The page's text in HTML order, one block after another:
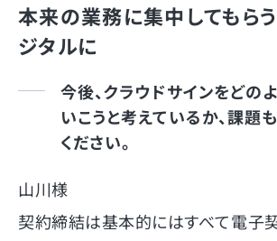
本来の業務に集中してもら
ジタルに
今後、クラウドサインをどの
いこうと考えているか、課題
ください。
山川様
契約締結は基本的にはすべて電子